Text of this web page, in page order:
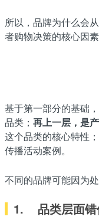
所以，品牌为什么会
者购物决策的核心因素
基于第一部分的基础
品类； 再上一层，是
这个品类的核心特性；
传播活动案例。
不同的品牌可能因为
1. 品类层面错